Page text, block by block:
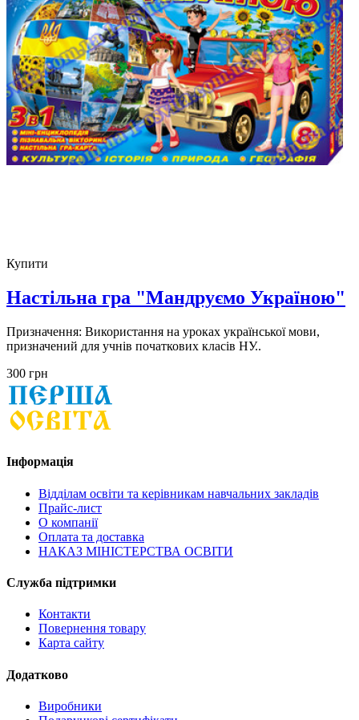
Купити
Настільна гра "Мандруємо Україною"
Призначення: Використання на уроках української мови,
призначений для учнiв початкових класiв НУ..
300 грн
Інформація
Відділам освіти та керівникам навчальних закладів
Прайс-лист
О компанії
Оплата та доставка
НАКАЗ МІНІСТЕРСТВА ОСВІТИ
Служба підтримки
Контакти
Повернення товару
Карта сайту
Додатково
Виробники